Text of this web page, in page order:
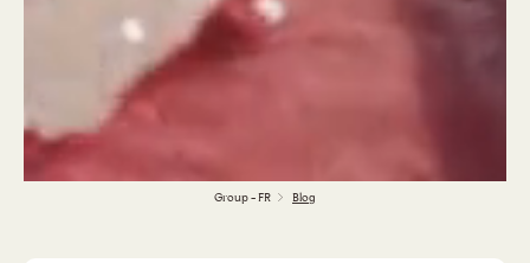
Group - FR Blog